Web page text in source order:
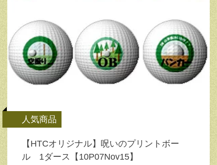
人気商品
【HTCオリジナル】呪いのプリントボー
ル 1ダース【10P07Nov15】